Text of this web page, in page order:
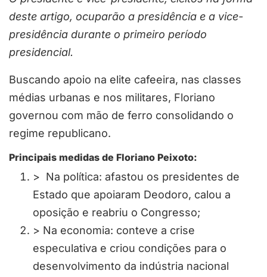
deste artigo, ocuparão a presidência e a vice-
presidência durante o primeiro período
presidencial.
Buscando apoio na elite cafeeira, nas classes
médias urbanas e nos militares, Floriano
governou com mão de ferro consolidando o
regime republicano.
Principais medidas de Floriano Peixoto:
> Na política: afastou os presidentes de
Estado que apoiaram Deodoro, calou a
oposição e reabriu o Congresso;
> Na economia: conteve a crise
especulativa e criou condições para o
desenvolvimento da indústria nacional